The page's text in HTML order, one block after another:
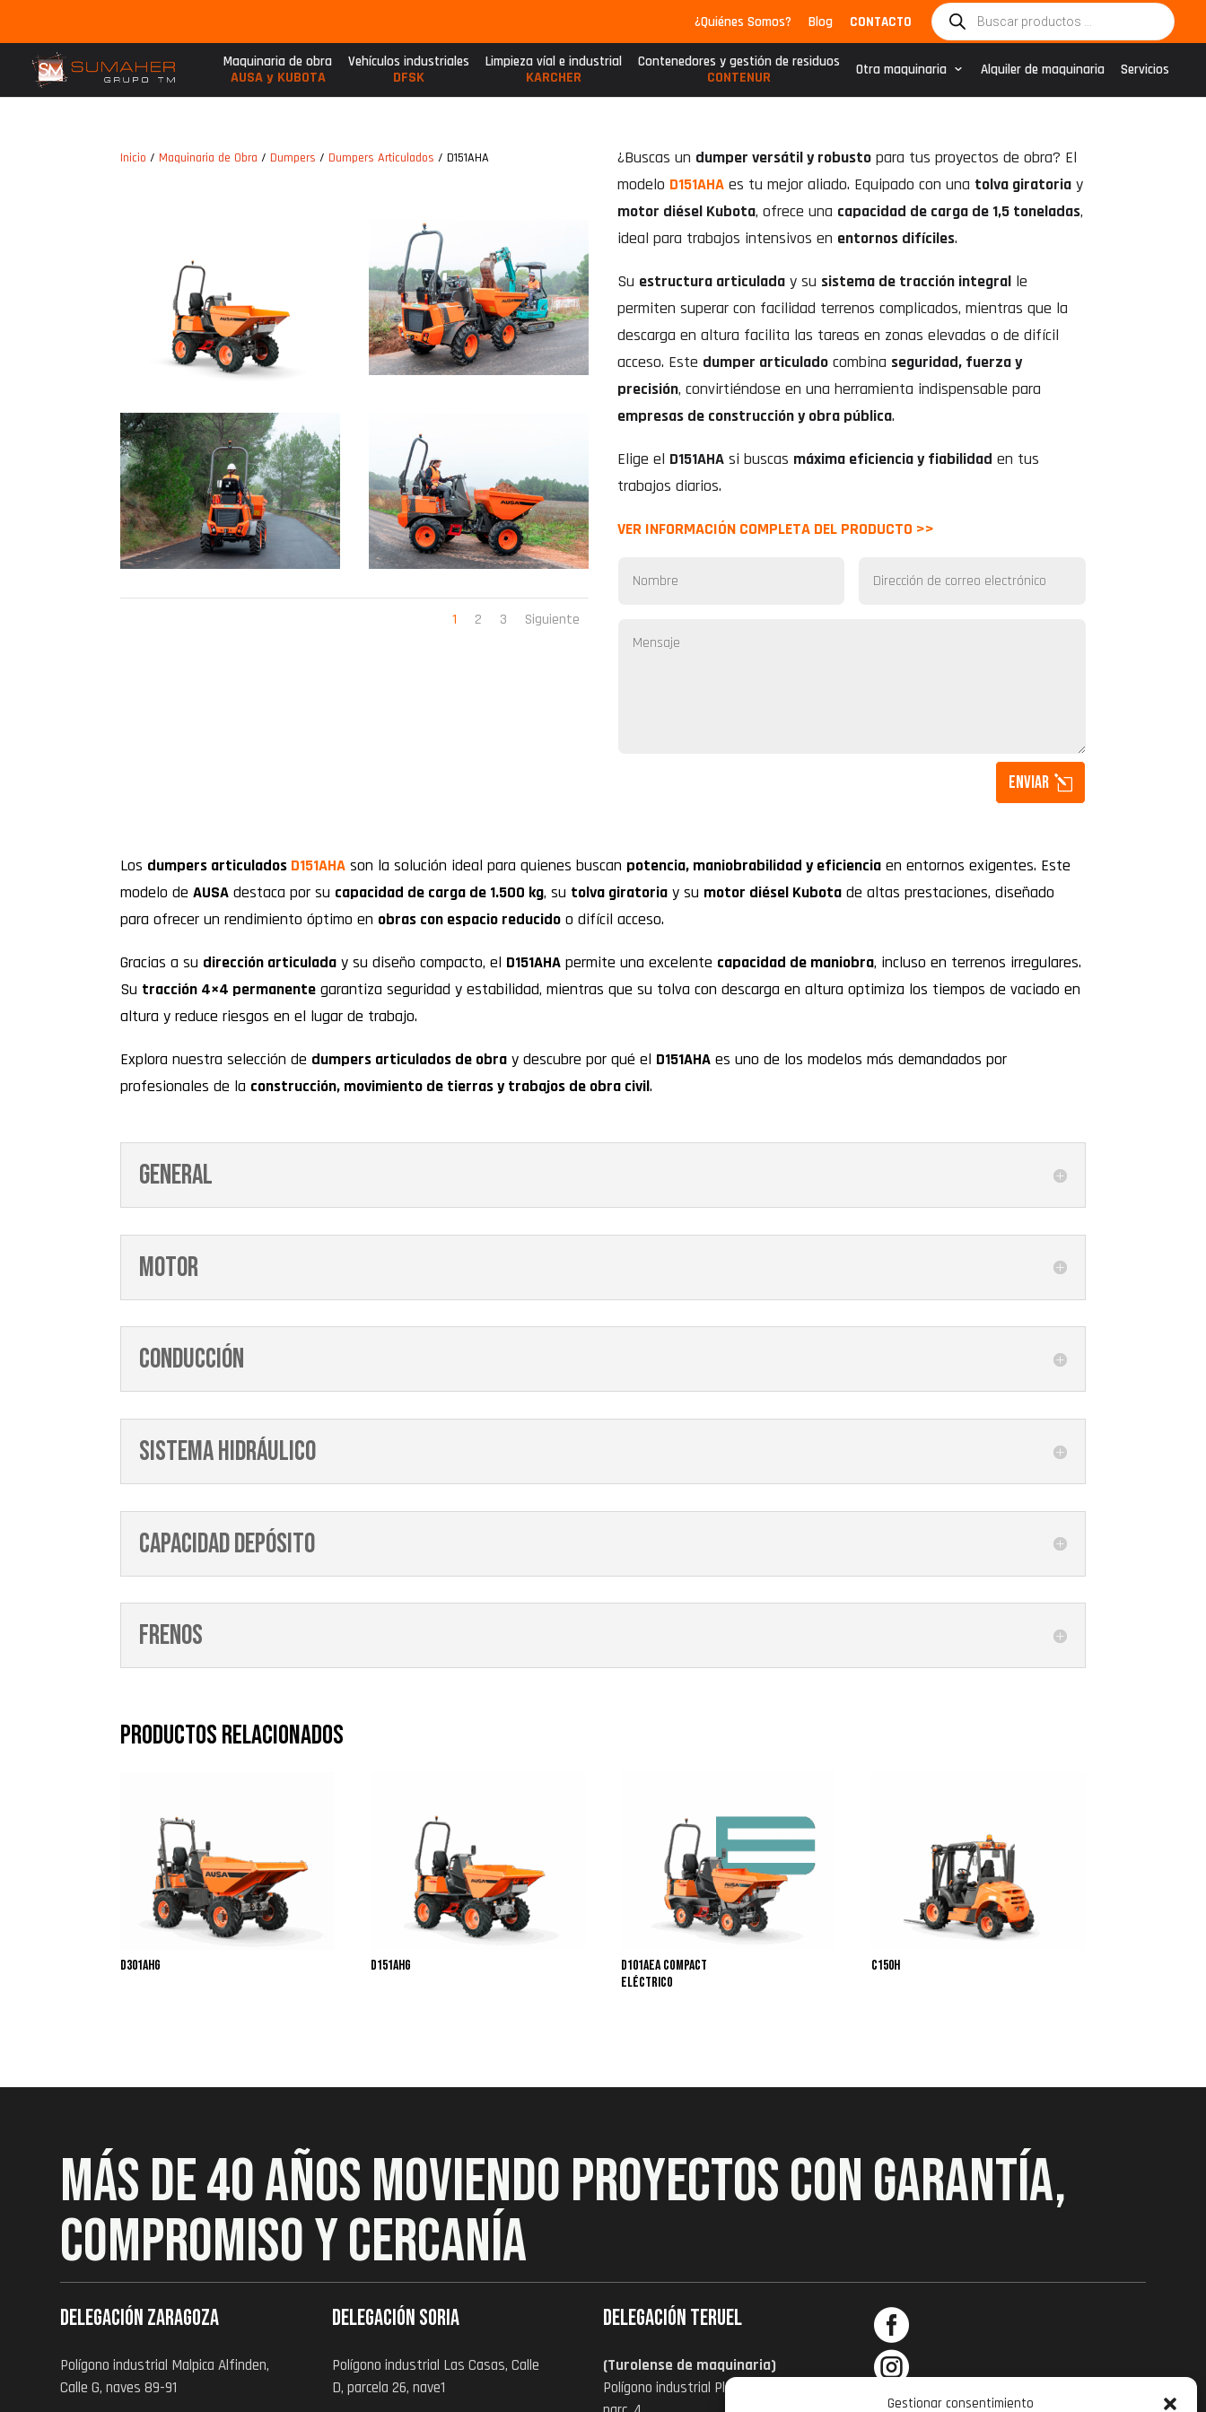
Gestionar consentimiento
¿Quiénes Somos? Blog CONTACTO
Búsqueda
de
productos
Maquinaria de obra
AUSA y KUBOTA
Vehículos industriales
DFSK
Limpieza víal e industrial
KARCHER
Contenedores y gestión de residuos
CONTENUR Otra maquinaria Alquiler de maquinaria Servicios
Inicio / Maquinaria de Obra / Dumpers / Dumpers Articulados / D151AHA
1 2 3 Siguiente
¿Buscas un dumper versátil y robusto para tus proyectos de obra? El
modelo D151AHA es tu mejor aliado. Equipado con una tolva giratoria y
motor diésel Kubota, ofrece una capacidad de carga de 1,5 toneladas,
ideal para trabajos intensivos en entornos difíciles.
Su estructura articulada y su sistema de tracción integral le
permiten superar con facilidad terrenos complicados, mientras que la
descarga en altura facilita las tareas en zonas elevadas o de difícil
acceso. Este dumper articulado combina seguridad, fuerza y
precisión, convirtiéndose en una herramienta indispensable para
empresas de construcción y obra pública.
Elige el D151AHA si buscas máxima eficiencia y fiabilidad en tus
trabajos diarios.
VER INFORMACIÓN COMPLETA DEL PRODUCTO >>
Enviar
Los dumpers articulados D151AHA son la solución ideal para quienes buscan potencia, maniobrabilidad y eficiencia en entornos exigentes. Este
modelo deAUSA destaca por su capacidad de carga de 1.500 kg, su tolva giratoria y su motor diésel Kubota de altas prestaciones, diseñado
para ofrecer un rendimiento óptimo en obras con espacio reducido o difícil acceso.
Gracias a su dirección articulada y su diseño compacto, el D151AHA permite una excelente capacidad de maniobra, incluso en terrenos irregulares.
Su tracción 4×4 permanente garantiza seguridad y estabilidad, mientras que su tolva con descarga en altura optimiza los tiempos de vaciado en
altura y reduce riesgos en el lugar de trabajo.
Explora nuestra selección de dumpers articulados de obra y descubre por qué el D151AHA es uno de los modelos más demandados por
profesionales de la construcción, movimiento de tierras y trabajos de obra civil.
General
Motor
Conducción
Sistema hidráulico
Capacidad depósito
Frenos
Productos relacionados
D301AHG D151AHG
D101AEA COMPACT
Eléctrico
C150H
MÁS DE 40 AÑOS MOVIENDO PROYECTOS CON GARANTÍA,
COMPROMISO Y CERCANÍA
Delegación zaragoza
Polígono industrial Malpica Alfinden,
Calle G, naves 89-91
Delegación Soria
Polígono industrial Las Casas, Calle
D, parcela 26, nave1
Delegación Teruel
(Turolense de maquinaria)
Polígono industrial Platea zona I,

